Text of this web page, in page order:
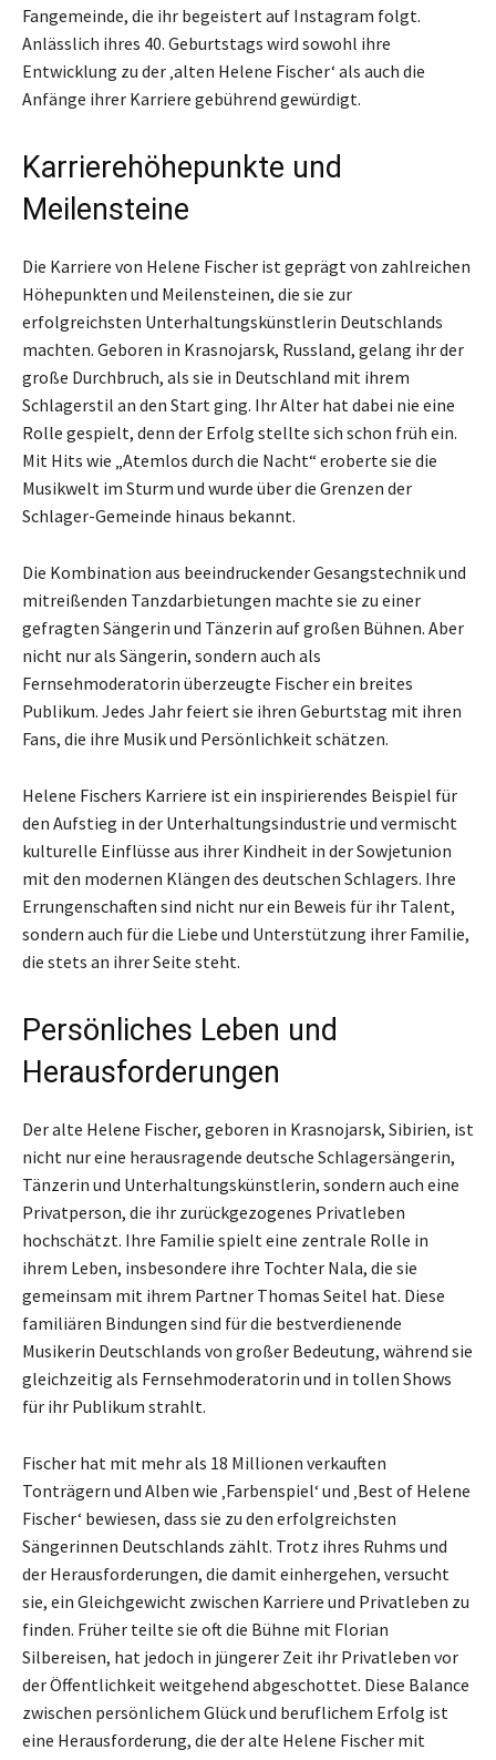
Fangemeinde, die ihr begeistert auf Instagram folgt.
Anlässlich ihres 40. Geburtstags wird sowohl ihre
Entwicklung zu der ‚alten Helene Fischer‘ als auch die
Anfänge ihrer Karriere gebührend gewürdigt.
Karrierehöhepunkte und
Meilensteine
Die Karriere von Helene Fischer ist geprägt von zahlreichen
Höhepunkten und Meilensteinen, die sie zur
erfolgreichsten Unterhaltungskünstlerin Deutschlands
machten. Geboren in Krasnojarsk, Russland, gelang ihr der
große Durchbruch, als sie in Deutschland mit ihrem
Schlagerstil an den Start ging. Ihr Alter hat dabei nie eine
Rolle gespielt, denn der Erfolg stellte sich schon früh ein.
Mit Hits wie „Atemlos durch die Nacht“ eroberte sie die
Musikwelt im Sturm und wurde über die Grenzen der
Schlager-Gemeinde hinaus bekannt.
Die Kombination aus beeindruckender Gesangstechnik und
mitreißenden Tanzdarbietungen machte sie zu einer
gefragten Sängerin und Tänzerin auf großen Bühnen. Aber
nicht nur als Sängerin, sondern auch als
Fernsehmoderatorin überzeugte Fischer ein breites
Publikum. Jedes Jahr feiert sie ihren Geburtstag mit ihren
Fans, die ihre Musik und Persönlichkeit schätzen.
Helene Fischers Karriere ist ein inspirierendes Beispiel für
den Aufstieg in der Unterhaltungsindustrie und vermischt
kulturelle Einflüsse aus ihrer Kindheit in der Sowjetunion
mit den modernen Klängen des deutschen Schlagers. Ihre
Errungenschaften sind nicht nur ein Beweis für ihr Talent,
sondern auch für die Liebe und Unterstützung ihrer Familie,
die stets an ihrer Seite steht.
Persönliches Leben und
Herausforderungen
Der alte Helene Fischer, geboren in Krasnojarsk, Sibirien, ist
nicht nur eine herausragende deutsche Schlagersängerin,
Tänzerin und Unterhaltungskünstlerin, sondern auch eine
Privatperson, die ihr zurückgezogenes Privatleben
hochschätzt. Ihre Familie spielt eine zentrale Rolle in
ihrem Leben, insbesondere ihre Tochter Nala, die sie
gemeinsam mit ihrem Partner Thomas Seitel hat. Diese
familiären Bindungen sind für die bestverdienende
Musikerin Deutschlands von großer Bedeutung, während sie
gleichzeitig als Fernsehmoderatorin und in tollen Shows
für ihr Publikum strahlt.
Fischer hat mit mehr als 18 Millionen verkauften
Tonträgern und Alben wie ‚Farbenspiel‘ und ‚Best of Helene
Fischer‘ bewiesen, dass sie zu den erfolgreichsten
Sängerinnen Deutschlands zählt. Trotz ihres Ruhms und
der Herausforderungen, die damit einhergehen, versucht
sie, ein Gleichgewicht zwischen Karriere und Privatleben zu
finden. Früher teilte sie oft die Bühne mit Florian
Silbereisen, hat jedoch in jüngerer Zeit ihr Privatleben vor
der Öffentlichkeit weitgehend abgeschottet. Diese Balance
zwischen persönlichem Glück und beruflichem Erfolg ist
eine Herausforderung, die der alte Helene Fischer mit